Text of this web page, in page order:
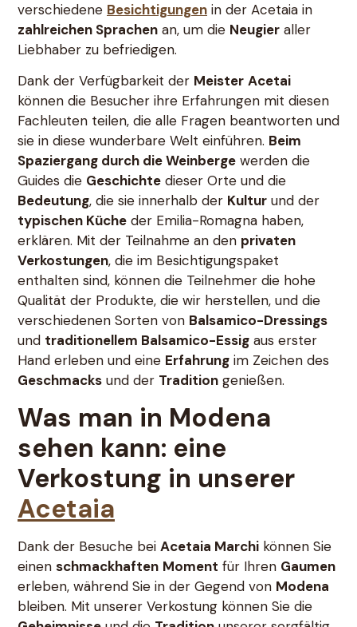
verschiedene Besichtigungen in der Acetaia in
zahlreichen Sprachen an, um die Neugier aller
Liebhaber zu befriedigen.
Dank der Verfügbarkeit der Meister Acetai
können die Besucher ihre Erfahrungen mit diesen
Fachleuten teilen, die alle Fragen beantworten und
sie in diese wunderbare Welt einführen. Beim
Spaziergang durch die Weinberge werden die
Guides die Geschichte dieser Orte und die
Bedeutung, die sie innerhalb der Kultur und der
typischen Küche der Emilia-Romagna haben,
erklären. Mit der Teilnahme an den privaten
Verkostungen, die im Besichtigungspaket
enthalten sind, können die Teilnehmer die hohe
Qualität der Produkte, die wir herstellen, und die
verschiedenen Sorten von Balsamico-Dressings
und traditionellem Balsamico-Essig aus erster
Hand erleben und eine Erfahrung im Zeichen des
Geschmacks und der Tradition genießen.
Was man in Modena
sehen kann: eine
Verkostung in unserer
Acetaia
Dank der Besuche bei Acetaia Marchi können Sie
einen schmackhaften Moment für Ihren Gaumen
erleben, während Sie in der Gegend von Modena
bleiben. Mit unserer Verkostung können Sie die